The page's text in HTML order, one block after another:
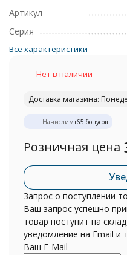
Артикул
Серия
Все характеристики
Нет в наличии
Доставка магазина:
Начислим+65 бонусов
Розничная цена
Запрос о поступлении
Ваш запрос успешно
товар поступит на
уведомление на Email и
Ваш E-Mail